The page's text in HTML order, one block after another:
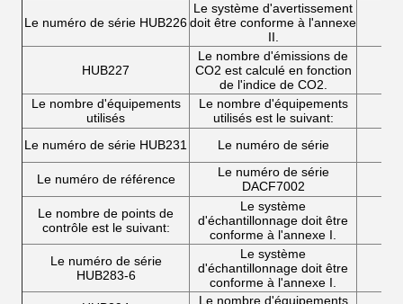
Le numéro de série HUB226
Le système d'avertissement
doit être conforme à l'annexe
II.
HUB227
Le nombre d'émissions de
CO2 est calculé en fonction
de l'indice de CO2.
Le nombre d'équipements
utilisés
Le nombre d'équipements
utilisés est le suivant:
Le numéro de série HUB231
Le numéro de série
Le numéro de référence
Le numéro de série
DACF7002
Le nombre de points de
contrôle est le suivant:
Le système
d'échantillonnage doit être
conforme à l'annexe I.
Le numéro de série
HUB283-6
Le système
d'échantillonnage doit être
conforme à l'annexe I.
Le nombre d'équipements